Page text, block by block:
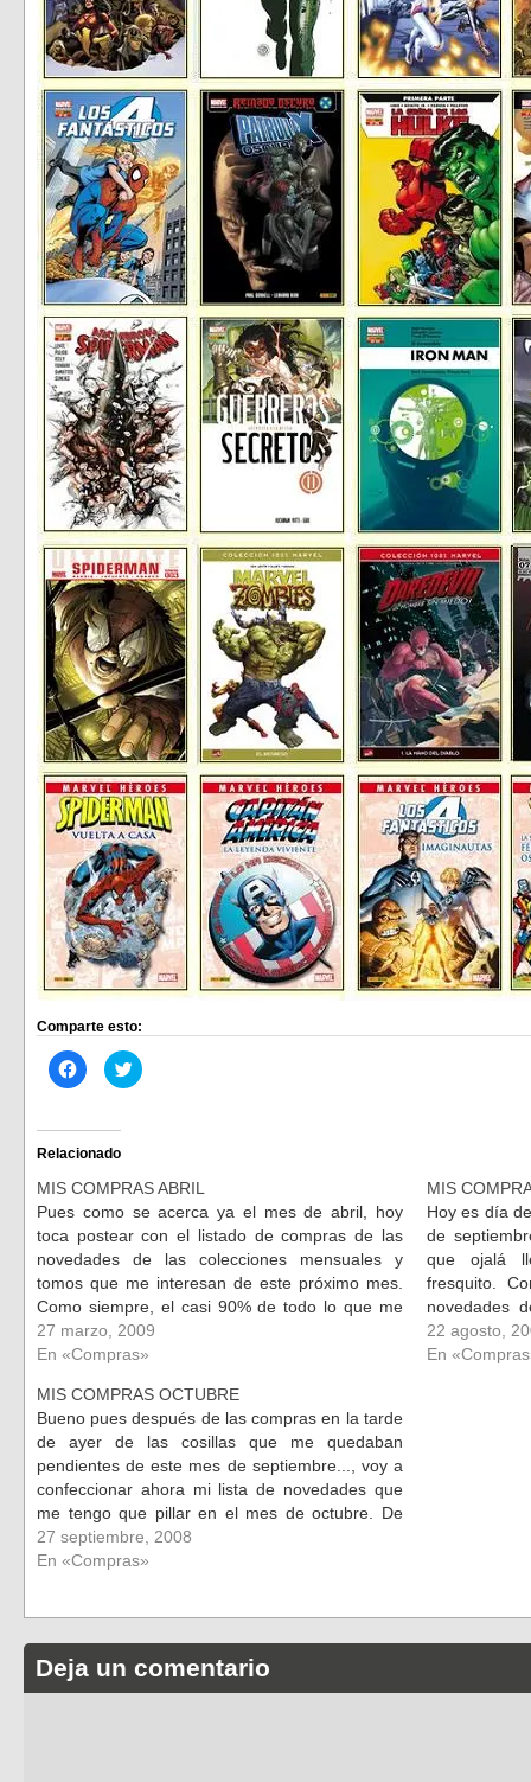
Comparte esto:
Haz
clic
Facebook
(Se
abre
en
una
ventana
nueva)
Haz
clic
en
una
ventana
nueva)
Relacionado
MIS COMPRAS ABRIL
Pues como se acerca ya el mes de abril, hoy
toca postear con el listado de compras de las
novedades de las colecciones mensuales y
tomos que me interesan de este próximo mes.
Como siempre, el casi 90% de todo lo que me
pillo es de marvel comics, ya que…
27 marzo, 2009
En «Compras»
MIS
Hoy es día
de
que ojalá
fresquito.
novedades
gala de mi
serie
22 agosto,
En
MIS COMPRAS OCTUBRE
Bueno pues después de las compras en la tarde
de ayer de las cosillas que me quedaban
pendientes de este mes de septiembre..., voy a
confeccionar ahora mi lista de novedades que
me tengo que pillar en el mes de octubre. De
momento pongo las novedades Marvel de la
editorial…
27 septiembre, 2008
En «Compras»
Deja un comentario